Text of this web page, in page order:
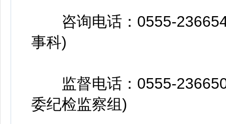
咨询电话：0555-
事科)
监督电话：0555-
委纪检监察组)